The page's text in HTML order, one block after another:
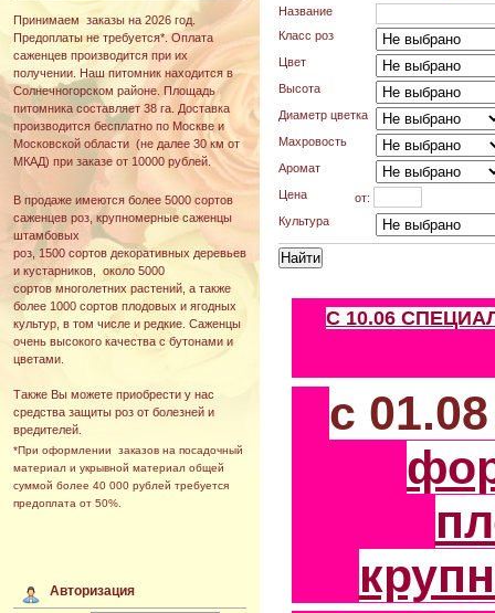
Принимаем заказы на 2026 год.
Предоплаты не требуется*. Оплата
саженцев производится при их
получении. Наш питомник находится в
Солнечногорском районе. Площадь
питомника составляет 38 га. Доставка
производится бесплатно по Москве и
Московской области (не далее 30 км от
МКАД) при заказе от 10000 рублей.
В продаже имеются более 5000 сортов
саженцев роз, крупномерные саженцы
штамбовых
роз, 1500 сортов декоративных деревьев
и кустарников, около 5000
сортов многолетних растений, а также
более 1000 сортов плодовых и ягодных
культур, в том числе и редкие. Саженцы
очень высокого качества с бутонами и
цветами.
Также Вы можете приобрести у нас
средства защиты роз от болезней и
вредителей.
*При оформлении заказов на посадочный
материал и укрывной материал общей
суммой более 40 000 рублей требуется
предоплата от 50%.
Авторизация
Название
Класс роз
Цвет
Высота
Диаметр цветка
Махровость
Аромат
Цена
от:
Культура
С 10.06
с